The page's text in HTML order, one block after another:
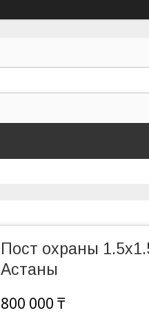
Пост охраны
Астаны
800 000 ₸